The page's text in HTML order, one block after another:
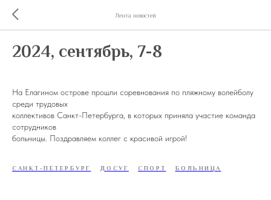
Лента новостей
2024, сентябрь, 7-8
На Елагином острове прошли соревнования по пляжному волейболу
среди трудовых
коллективов Санкт-Петербурга, в которых приняла участие команда
сотрудников
больницы. Поздравляем коллег с красивой игрой!
САНКТ-ПЕТЕРБУРГ ДОСУГ СПОРТ БОЛЬНИЦА